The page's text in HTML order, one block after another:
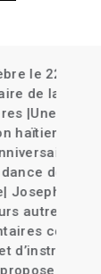
au
La